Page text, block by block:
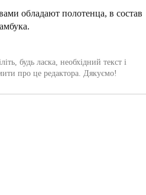
обладают полотенца, в состав
будь ласка, необхідний текст і
про це редактора. Дякуємо!